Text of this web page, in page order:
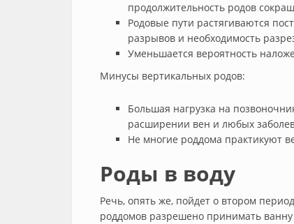
продолжительность родов
Родовые пути растягиваются
разрывов и необходимость
Уменьшается вероятность
Минусы вертикальных родов:
Большая нагрузка на
расширении вен и любых
Не многие роддома практикуют
Роды в воду
Речь, опять же, пойдет о втором
роддомов разрешено принимать